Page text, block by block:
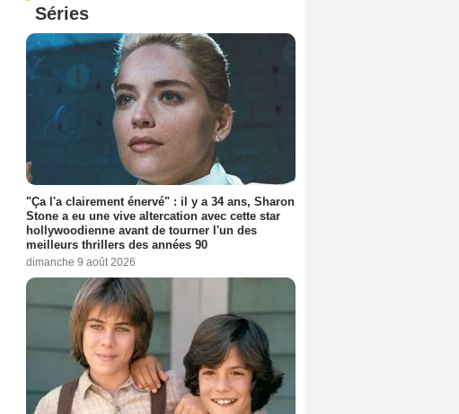
Séries
"Ça l'a clairement énervé" : il y a 34 ans, Sharon
Stone a eu une vive altercation avec cette star
hollywoodienne avant de tourner l'un des
meilleurs thrillers des années 90
dimanche 9 août 2026